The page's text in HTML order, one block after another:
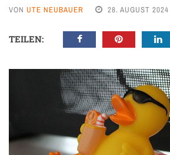
VON UTE NEUBAUER 28. AUGUST 2024
TEILEN: